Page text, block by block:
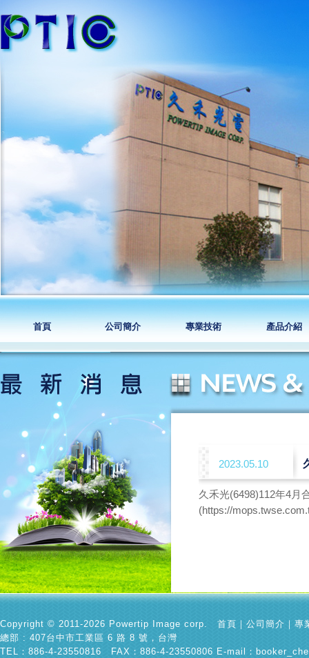
首頁 公司簡介 專業技術 產品介紹
2023.05.10
久禾光(6498)112年4月
(https://
Copyright © 2011-2026 Powertip Image corp. 首頁 ｜ 公司簡介 ｜ 專
總部 : 407台中市工業區 6 路 8 號，台灣
TEL：886-4-23550816 FAX：886-4-23550806 E-mail：